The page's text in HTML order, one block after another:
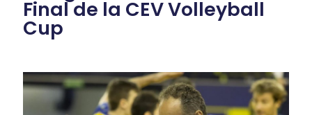
Final de la CEV Volleyball
Cup